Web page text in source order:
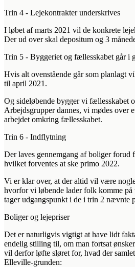
Trin 4 - Lejekontrakter underskrives
I løbet af marts 2021 vil de konkrete
Der ud over skal depositum og 3
Trin 5 - Byggeriet og fællesskabet går i
Hvis alt ovenstående går som planlagt
til april 2021.
Og sideløbende bygger vi fællesskabet
Arbejdsgrupper dannes, vi mødes over
arbejdet omkring fællesskabet.
Trin 6 - Indflytning
Der laves gennemgang af boliger
hvilket forventes at ske primo 2022.
Vi er klar over, at der altid vil være
hvorfor vi løbende lader folk komme på
tager udgangspunkt i de i trin 2 nævnte
Boliger og lejepriser
Det er naturligvis vigtigt at have lidt
endelig stilling til, om man fortsat
vil derfor løfte sløret for, hvad der
Elleville-grunden: